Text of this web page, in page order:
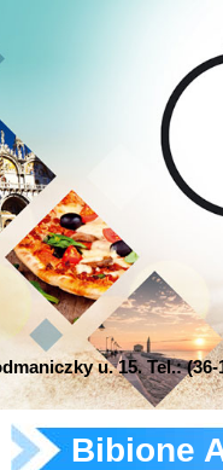
u. 15. Tel.:
Bibione